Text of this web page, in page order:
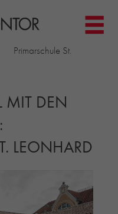
Primarschule St.
MIT DEN
LEONHARD